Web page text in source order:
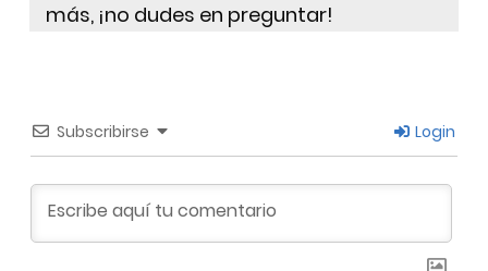
más, ¡no dudes en preguntar!
Subscribirse Login